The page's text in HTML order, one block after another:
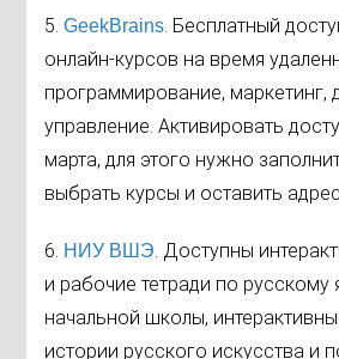
5.GeekBrains. Бесплатный
онлайн-курсов на время
программирование, маркетинг,
управление. Активировать
марта, для этого нужно
выбрать курсы и оставить
6. НИУ ВШЭ. Доступны
и рабочие тетради по русскому
начальной школы,
истории русского искусства и